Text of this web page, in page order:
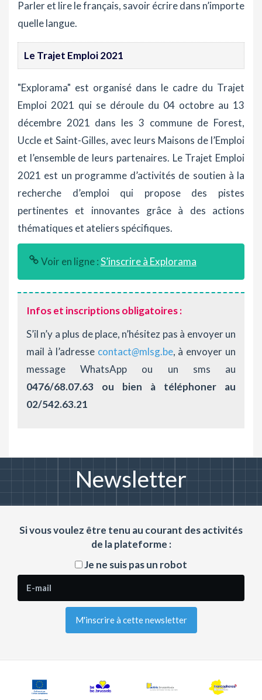
Parler et lire le français, savoir écrire dans n’importe
quelle langue.
Le Trajet Emploi 2021
"Explorama" est organisé dans le cadre du Trajet
Emploi 2021 qui se déroule du 04 octobre au 13
décembre 2021 dans les 3 commune de Forest,
Uccle et Saint-Gilles, avec leurs Maisons de l’Emploi
et l’ensemble de leurs partenaires. Le Trajet Emploi
2021 est un programme d’activités de soutien à la
recherche d’emploi qui propose des pistes
pertinentes et innovantes grâce à des actions
thématiques et ateliers spécifiques.
Voir en ligne :S’inscrire à Explorama
Infos et inscriptions obligatoires:
S’il n’y a plus de place, n’hésitez pas à envoyer un
mail à l’adresse contact@mlsg.be, à envoyer un
message WhatsApp ou un sms au
0476/68.07.63 ou bien à téléphoner au
02/542.63.21
Newsletter
Si vous voulez être tenu au courant des activités
de la plateforme :
Je ne suis pas un robot